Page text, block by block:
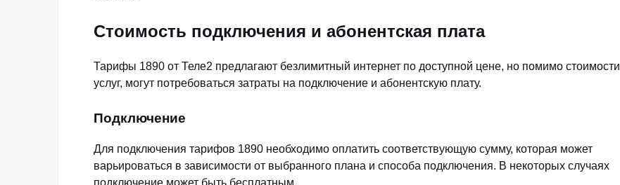
Стоимость подключения и абонентская плата
Тарифы 1890 от Теле2 предлагают безлимитный интернет по доступной цене, но помимо стоимости
услуг, могут потребоваться затраты на подключение и абонентскую плату.
Подключение
Для подключения тарифов 1890 необходимо оплатить соответствующую сумму, которая может
варьироваться в зависимости от выбранного плана и способа подключения. В некоторых случаях